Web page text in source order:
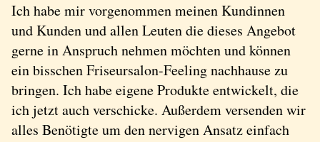
Ich habe mir vorgenommen meinen Kundinnen
und Kunden und allen Leuten die dieses Angebot
gerne in Anspruch nehmen möchten und können
ein bisschen Friseursalon-Feeling nachhause zu
bringen. Ich habe eigene Produkte entwickelt, die
ich jetzt auch verschicke. Außerdem versenden wir
alles Benötigte um den nervigen Ansatz einfach